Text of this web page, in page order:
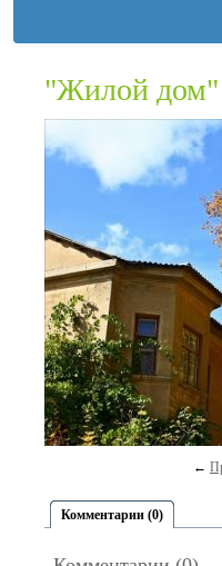
"Жилой
←
Комментарии (0)